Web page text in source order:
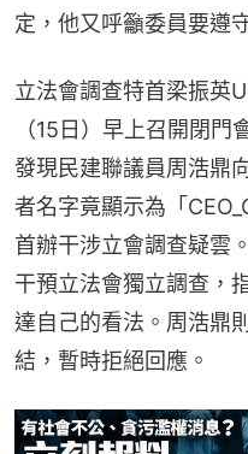
定，他又呼籲委員要遵
立法會調查特首梁振英
（15日）早上召開閉
發現民建聯議員周浩鼎
者名字竟顯示為「
首辦干涉立會調查疑雲
干預立法會獨立調查，
達自己的看法。周浩鼎
結，暫時拒絕回應。